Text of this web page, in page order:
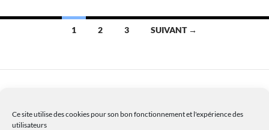
Ce site utilise des cookies pour son bon fonctionnement et l'expérience des
utilisateurs
Navigation
articles
1 2 3 SUIVANT →
L'ACTUALITÉ PAROISSIALE